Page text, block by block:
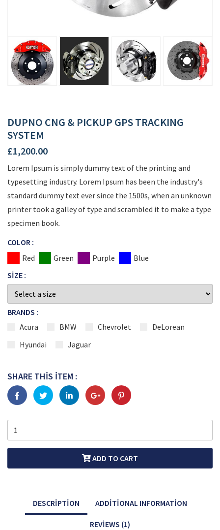
DUPNO CNG & PICKUP GPS TRACKING
SYSTEM
£1,200.00
Lorem Ipsum is simply dummy text of the printing and
typesetting industry. Lorem Ipsum has been the industry's
standard dummy text ever since the 1500s, when an unknown
printer took a galley of type and scrambled it to make a type
specimen book.
COLOR :
Red
Green Purple
Blue
SIZE :
BRANDS :
Acura
BMW Chevrolet
DeLorean
Hyundai
Jaguar
SHARE THIS ITEM :
ADD TO CART
DESCRIPTION ADDITIONAL INFORMATION
REVIEWS (1)